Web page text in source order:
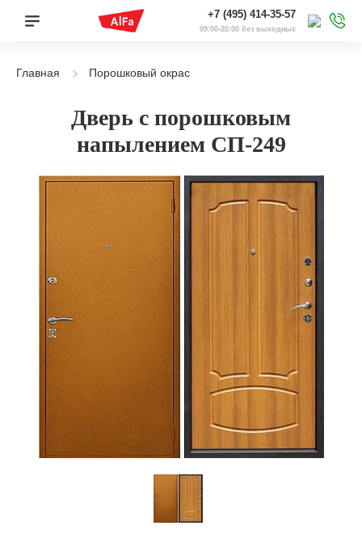
+7 (495) 414-35-57
09:00-20:00 без выходных
Главная Порошковый окрас
Дверь с порошковым
напылением СП-249